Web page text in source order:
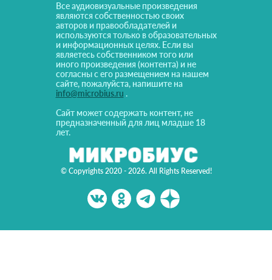
© Copyrights 2020 - 2026. All Rights Reserved!
Все аудиовизуальные произведения
являются собственностью своих
авторов и правообладателей и
используются только в образовательных
и информационных целях. Если вы
являетесь собственником того или
иного произведения (контента) и не
согласны с его размещением на нашем
сайте, пожалуйста, напишите на
info@microbius.ru .
Сайт может содержать контент, не
предназначенный для лиц младше 18
лет.